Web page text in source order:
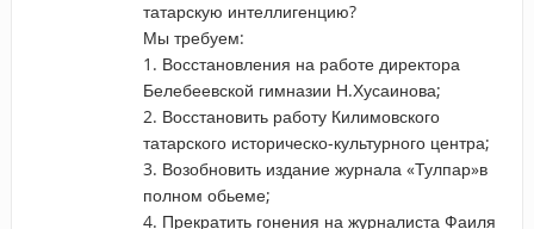
татарскую интеллигенцию?
Мы требуем:
1. Восстановления на работе директора
Белебеевской гимназии Н.Хусаинова;
2. Восстановить работу Килимовского
татарского историческо-культурного центра;
3. Возобновить издание журнала «Тулпар»в
полном обьеме;
4. Прекратить гонения на журналиста Фаиля